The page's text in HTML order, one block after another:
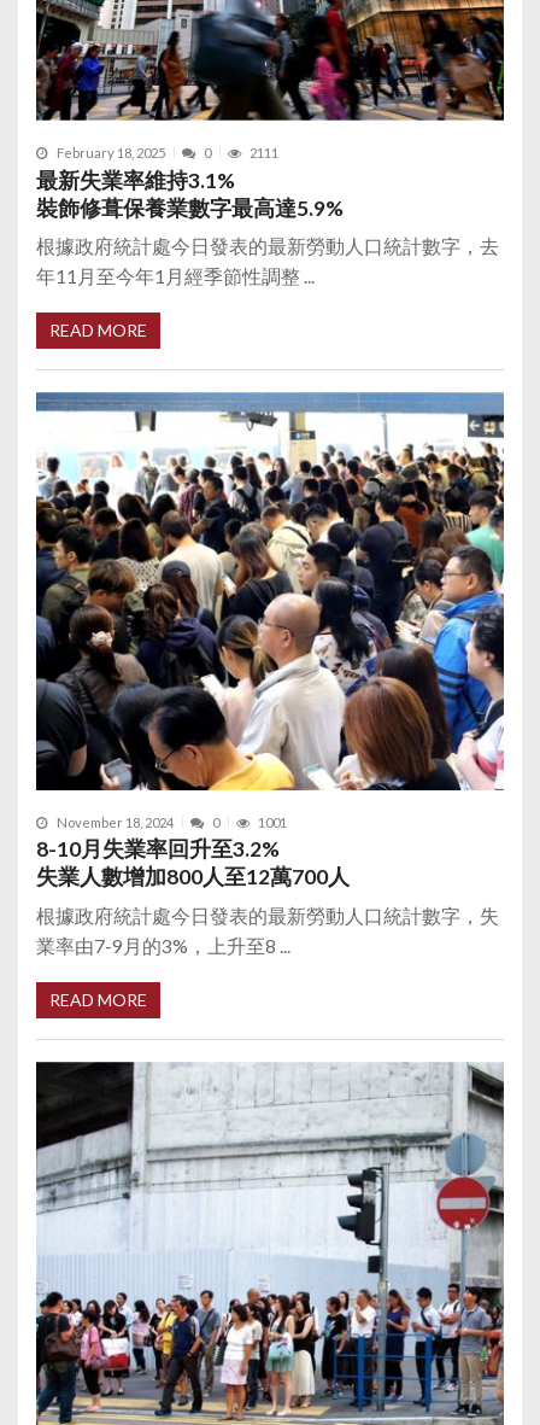
February 18, 2025 0 2111
最新失業率維持3.1%
裝飾修葺保養業數字最高達5.9%
根據政府統計處今日發表的最新勞動人口統計數字，去
年11月至今年1月經季節性調整 ...
READ MORE
November 18, 2024 0 1001
8-10月失業率回升至3.2%
失業人數增加800人至12萬700人
根據政府統計處今日發表的最新勞動人口統計數字，失
業率由7-9月的3%，上升至8 ...
READ MORE